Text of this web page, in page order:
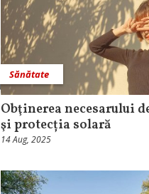
Sănătate
Obţinerea necesarului
şi protecția solară
14 Aug, 2025